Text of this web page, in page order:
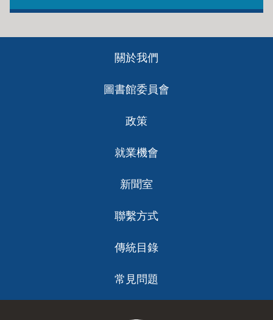
關於我們
圖書館委員會
政策
就業機會
新聞室
聯繫方式
傳統目錄
常見問題